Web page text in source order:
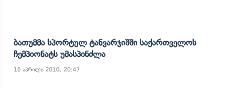
Ბათუმმა Სპორტულ Ტანვარჯიშში Საქართველოს
Ჩემპიონატს Უმასპინძლა
16 აპრილი 2010, 20:47